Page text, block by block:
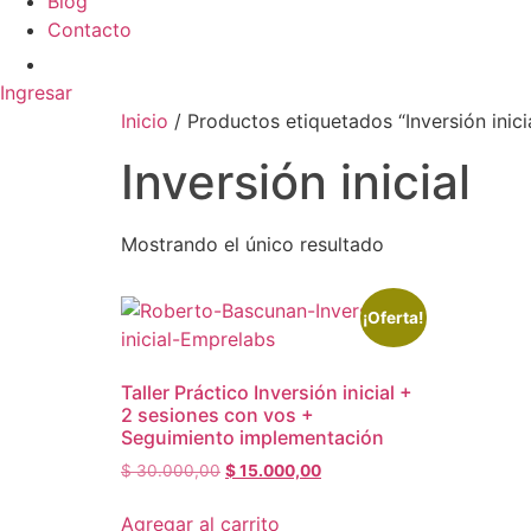
Contacto
Ingresar
Inicio / Productos etiquetados “Inversión
Inversión inicial
Mostrando el único resultado
¡Oferta!
Taller Práctico Inversión inicial +
2 sesiones con vos +
Seguimiento implementación
$30.000,00 El
original
$15.000,00El
Agregar al carrito